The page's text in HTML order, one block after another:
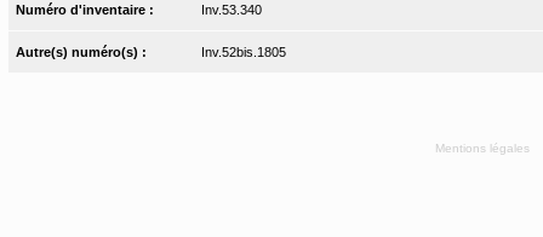
Numéro d'inventaire : Inv.53.340
Autre(s) numéro(s) : Inv.52bis.1805
Mentions légales